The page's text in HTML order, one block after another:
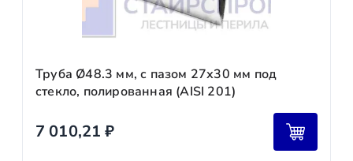
Труба Ø48.3 мм, с пазом 27х30 мм под
стекло, полированная (AISI 201)
7 010,21₽